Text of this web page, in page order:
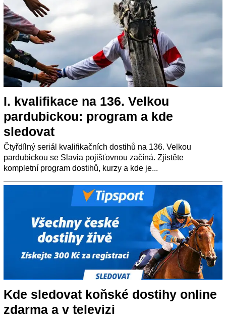
I. kvalifikace na 136. Velkou
pardubickou: program a kde
sledovat
Čtyřdílný seriál kvalifikačních dostihů na 136. Velkou
pardubickou se Slavia pojišťovnou začíná. Zjistěte
kompletní program dostihů, kurzy a kde je...
Kde sledovat koňské dostihy online
zdarma a v televizi